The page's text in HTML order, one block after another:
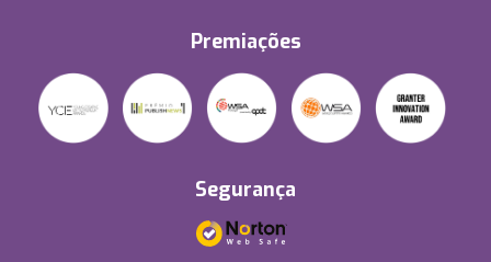
Premiações
Segurança